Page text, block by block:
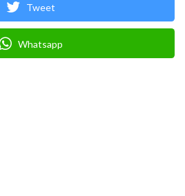
Tweet
Whatsapp